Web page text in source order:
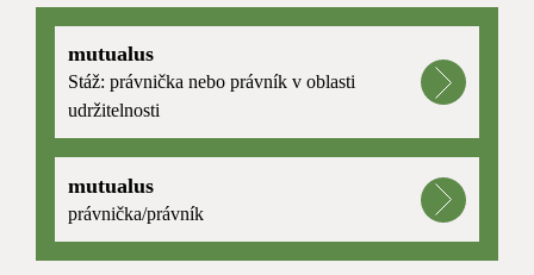
mutualus
Stáž: právnička nebo právník v oblasti
udržitelnosti
mutualus
právnička/právník